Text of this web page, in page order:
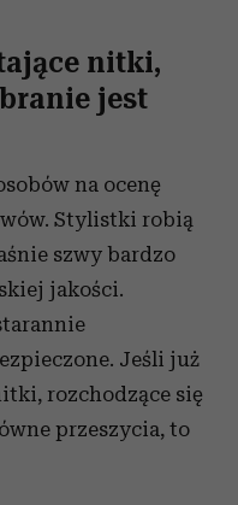
nitki,
jest
na ocenę
Stylistki robią
szwy bardzo
jakości.
Jeśli już
rozchodzące się
przeszycia, to